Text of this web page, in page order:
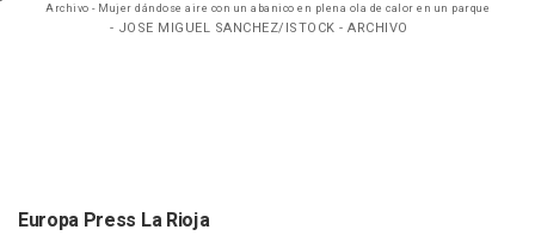
Archivo - Mujer dándose aire con un abanico en plena ola de calor en un parque
- JOSE MIGUEL SANCHEZ/ISTOCK - ARCHIVO
Europa Press La Rioja